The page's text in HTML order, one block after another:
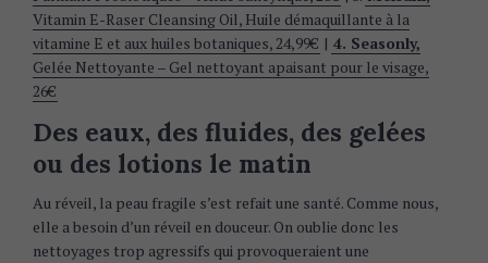
Vitamin E-Raser Cleansing Oil, Huile démaquillante à la
vitamine E et aux huiles botaniques, 24,99€ | 4. Seasonly,
Gelée Nettoyante – Gel nettoyant apaisant pour le visage,
26€
Des eaux, des fluides, des gelées
ou des lotions le matin
Au réveil, la peau fragile s’est refait une santé. Comme nous,
elle a besoin d’un réveil en douceur. On oublie donc les
nettoyages trop agressifs qui provoqueraient une